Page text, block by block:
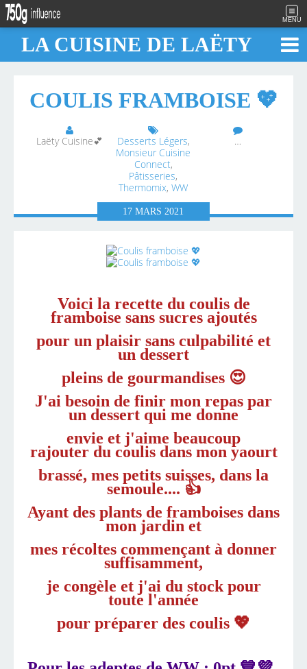
MENU
LA CUISINE DE LAËTY
COULIS FRAMBOISE 💖
Laëty Cuisine💕 Desserts Légers,
Monsieur Cuisine
Connect,
Pâtisseries,
Thermomix, WW
…
17MARS2021
Voici la recette du coulis de
framboise sans sucres ajoutés
pour un plaisir sans culpabilité et
un dessert
pleins de gourmandises 😍
J'ai besoin de finir mon repas par
un dessert qui me donne
envie et j'aime beaucoup
rajouter du coulis dans mon yaourt
brassé, mes petits suisses, dans la
semoule.... 👍
Ayant des plants de framboises dans
mon jardin et
mes récoltes commençant à donner
suffisamment,
je congèle et j'ai du stock pour
toute l'année
pour préparer des coulis 💖